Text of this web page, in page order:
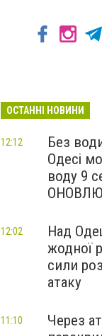
ОСТАННІ НОВИНИ
Без
Одесі
воду 9
12:12
Над
жодної
сили
атаку
12:02
Через
11:10